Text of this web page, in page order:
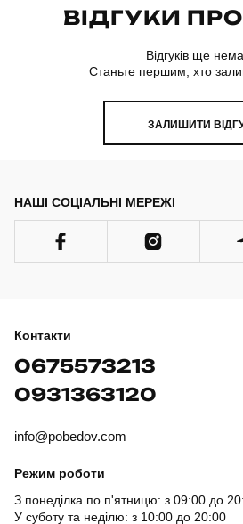
ВІДГУКИ
Відгуків ще
Станьте першим, хто
ЗАЛИШИТИ
НАШІ СОЦІАЛЬНІ МЕРЕЖІ
Контакти
0675573213
0931363120
info@pobedov.com
Режим роботи
З понеділка по п'ятницю: з 09:00 до
У суботу та неділю: з 10:00 до 20:00